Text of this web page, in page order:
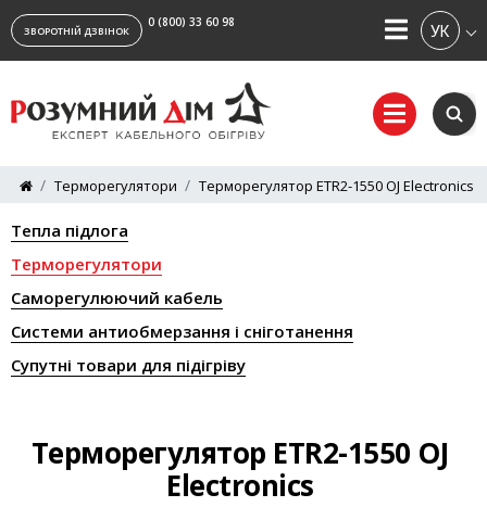
ЗВОРОТНІЙ ДЗВІНОК
0 (800) 33 60 98
Терморегулятори Терморегулятор ETR2-1550 OJ Electronics
Тепла підлога
Терморегулятори
Саморегулюючий кабель
Системи антиобмерзання і сніготанення
Супутні товари для підігріву
Терморегулятор ETR2-1550 OJ
Electronics